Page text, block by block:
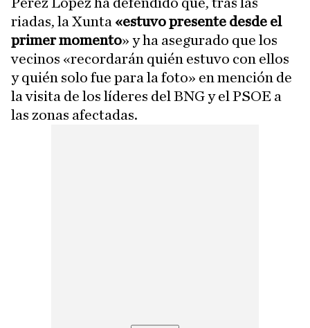
riadas, la Xunta «estuvo presente desde el
primer momento» y ha asegurado que los
vecinos «recordarán quién estuvo con ellos
y quién solo fue para la foto» en mención de
la visita de los líderes del BNG y el PSOE a
las zonas afectadas.